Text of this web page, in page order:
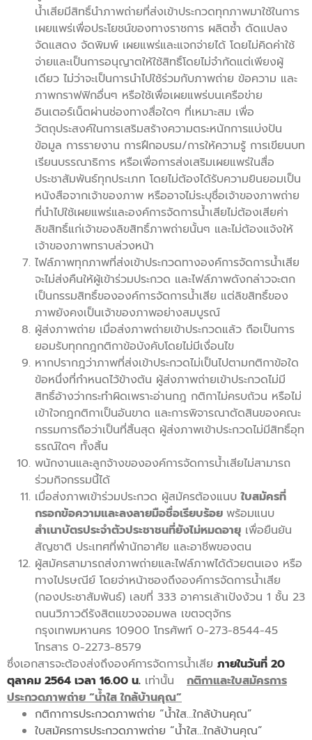
น้ำเสียมีสิทธิ์นำภาพถ่ายที่ส่งเข้าประกวดทุกภาพมาใช้ในการ
เผยแพร่เพื่อประโยชน์ของทางราชการ ผลิตซ้ำ ดัดแปลง
จัดแสดง จัดพิมพ์ เผยแพร่และแจกจ่ายได้ โดยไม่คิดค่าใช้
จ่ายและเป็นการอนุญาตให้ใช้สิทธิ์โดยไม่จำกัดแต่เพียงผู้
เดียว ไม่ว่าจะเป็นการนำไปใช้ร่วมกับภาพถ่าย ข้อความ และ
ภาพกราฟฟิกอื่นๆ หรือใช้เพื่อเผยแพร่บนเครือข่าย
อินเตอร์เน็ตผ่านช่องทางสื่อใดๆ ที่เหมาะสม เพื่อ
วัตถุประสงค์ในการเสริมสร้างความตระหนักการแบ่งปัน
ข้อมูล การรายงาน การฝึกอบรม/การให้ความรู้ การเขียนบท
เรียนบรรณาธิการ หรือเพื่อการส่งเสริมเผยแพร่ในสื่อ
ประชาสัมพันธ์ทุกประเภท โดยไม่ต้องได้รับความยินยอมเป็น
หนังสือจากเจ้าของภาพ หรืออาจไม่ระบุชื่อเจ้าของภาพถ่าย
ที่นำไปใช้เผยแพร่และองค์การจัดการน้ำเสียไม่ต้องเสียค่า
ลิขสิทธิ์แก่เจ้าของลิขสิทธิ์ภาพถ่ายนั้นๆ และไม่ต้องแจ้งให้
เจ้าของภาพทราบล่วงหน้า
ไฟล์ภาพทุกภาพที่ส่งเข้าประกวดทางองค์การจัดการน้ำเสีย
จะไม่ส่งคืนให้ผู้เข้าร่วมประกวด และไฟล์ภาพดังกล่าวจะตก
เป็นกรรมสิทธิ์ขององค์การจัดการน้ำเสีย แต่ลิขสิทธิ์ของ
ภาพยังคงเป็นเจ้าของภาพอย่างสมบูรณ์
ผู้ส่งภาพถ่าย เมื่อส่งภาพถ่ายเข้าประกวดแล้ว ถือเป็นการ
ยอมรับทุกกฎกติกาข้อบังคับโดยไม่มีเงื่อนไข
หากปรากฎว่าภาพที่ส่งเข้าประกวดไม่เป็นไปตามกติกาข้อใด
ข้อหนึ่งที่กำหนดไว้ข้างต้น ผู้ส่งภาพถ่ายเข้าประกวดไม่มี
สิทธิ์อ้างว่ากระทำผิดเพราะอ่านกฎ กติกาไม่ครบถ้วน หรือไม่
เข้าใจกฎกติกาเป็นอันขาด และการพิจารณาตัดสินของคณะ
กรรมการถือว่าเป็นที่สิ้นสุด ผู้ส่งภาพเข้าประกวดไม่มีสิทธิ์อุท
ธรณ์ใดๆ ทั้งสิ้น
พนักงานและลูกจ้างขององค์การจัดการน้ำเสียไม่สามารถ
ร่วมกิจกรรมนี้ได้
เมื่อส่งภาพเข้าร่วมประกวด ผู้สมัครต้องแนบใบสมัครที่
กรอกข้อความและลงลายมือชื่อเรียบร้อย พร้อมแนบ
สำเนาบัตรประจำตัวประชาชนที่ยังไม่หมดอายุ เพื่อยืนยัน
สัญชาติ ประเทศที่พำนักอาศัย และอาชีพของตน
ผู้สมัครสามารถส่งภาพถ่ายและไฟล์ภาพได้ด้วยตนเอง หรือ
ทางไปรษณีย์ โดยจ่าหน้าซองถึงองค์การจัดการน้ำเสีย
(กองประชาสัมพันธ์) เลขที่ 333 อาคารเล้าเป้งง้วน 1 ชั้น 23
ถนนวิภาวดีรังสิตแขวงจอมพล เขตจตุจักร
กรุงเทพมหานคร 10900 โทรศัพท์ 0-273-8544-45
โทรสาร 0-2273-8579
ซึ่งเอกสารจะต้องส่งถึงองค์การจัดการน้ำเสีย ภายในวันที่ 20
ตุลาคม 2564 เวลา 16.00 น. เท่านั้น กติกาและใบสมัครการ
ประกวดภาพถ่าย “น้ำใส ใกล้บ้านคุณ”
กติกาการประกวดภาพถ่าย “น้ำใส…ใกล้บ้านคุณ”
ใบสมัครการประกวดภาพถ่าย “น้ำใส…ใกล้บ้านคุณ”